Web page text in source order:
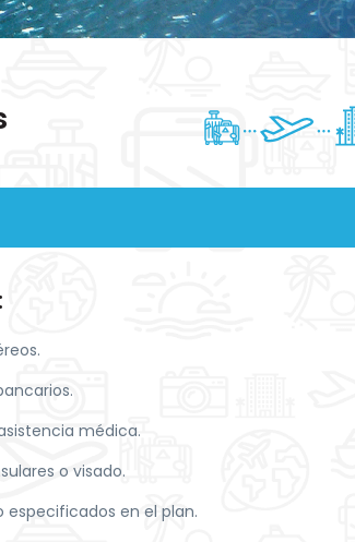
médica.
o visado.
especificados en el plan.